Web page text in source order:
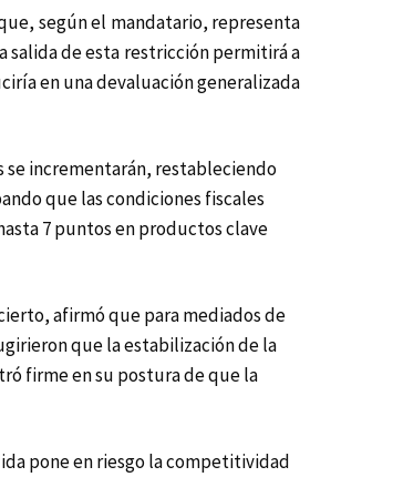
según el mandatario, representa
salida de esta restricción permitirá a
en una devaluación generalizada
se incrementarán, restableciendo
que las condiciones fiscales
7 puntos en productos clave
afirmó que para mediados de
que la estabilización de la
firme en su postura de que la
pone en riesgo la competitividad